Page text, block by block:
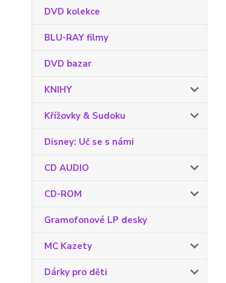
DVD kolekce
BLU-RAY filmy
DVD bazar
KNIHY
Křížovky & Sudoku
Disney: Uč se s námi
CD AUDIO
CD-ROM
Gramofonové LP desky
MC Kazety
Dárky pro děti